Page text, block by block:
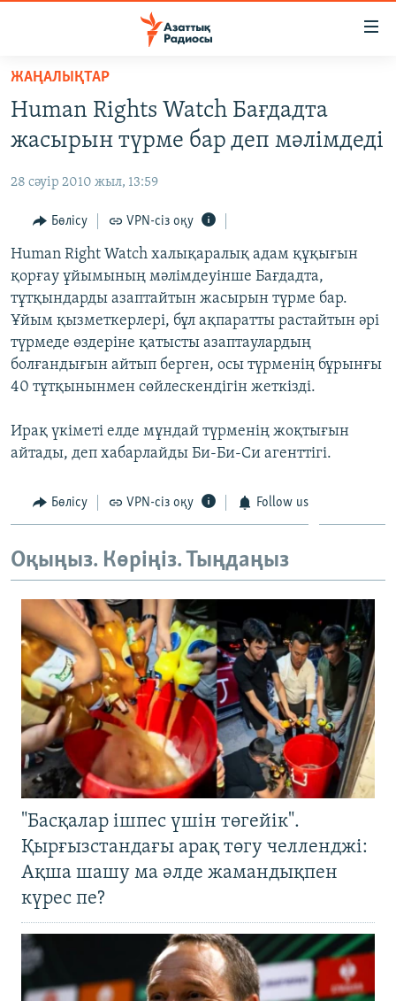
Skip
main
content
to
Navigation
Skip
to
Search
AZATTYQTV
ҚАҢТАР ОҚИҒАСЫ
АДАМ ҚҰҚЫҚТАРЫ
ӘЛЕУМЕТ
ӘЛЕМ
АРНАЙЫ ЖОБАЛАР
Русский
Басқа тілдерде
ЖАҢАЛЫҚТАР
Human Rights Watch Бағдадта
жасырын түрме бар деп мәлімдеді
28 сәуір 2010 жыл, 13:59
Бөлісу VPN-сіз оқу
Human Right Watch халықаралық адам құқығын
қорғау ұйымының мәлімдеуінше Бағдадта,
тұтқындарды азаптайтын жасырын түрме бар.
Ұйым қызметкерлері, бұл ақпаратты растайтын әрі
түрмеде өздеріне қатысты азаптаулардың
болғандығын айтып берген, осы түрменің бұрынғы
40 тұтқынынмен сөйлескендігін жеткізді.
Ирақ үкіметі елде мұндай түрменің жоқтығын
айтады, деп хабарлайды Би-Би-Си агенттігі.
Бөлісу VPN-сіз оқу Follow us
Оқыңыз. Көріңіз. Тыңдаңыз
"Басқалар ішпес үшін төгейік".
Қырғызстандағы арақ төгу челленджі:
Ақша шашу ма әлде жамандықпен
күрес пе?